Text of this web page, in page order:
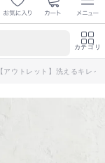
カテゴリ
【アウトレット】洗えるキレ